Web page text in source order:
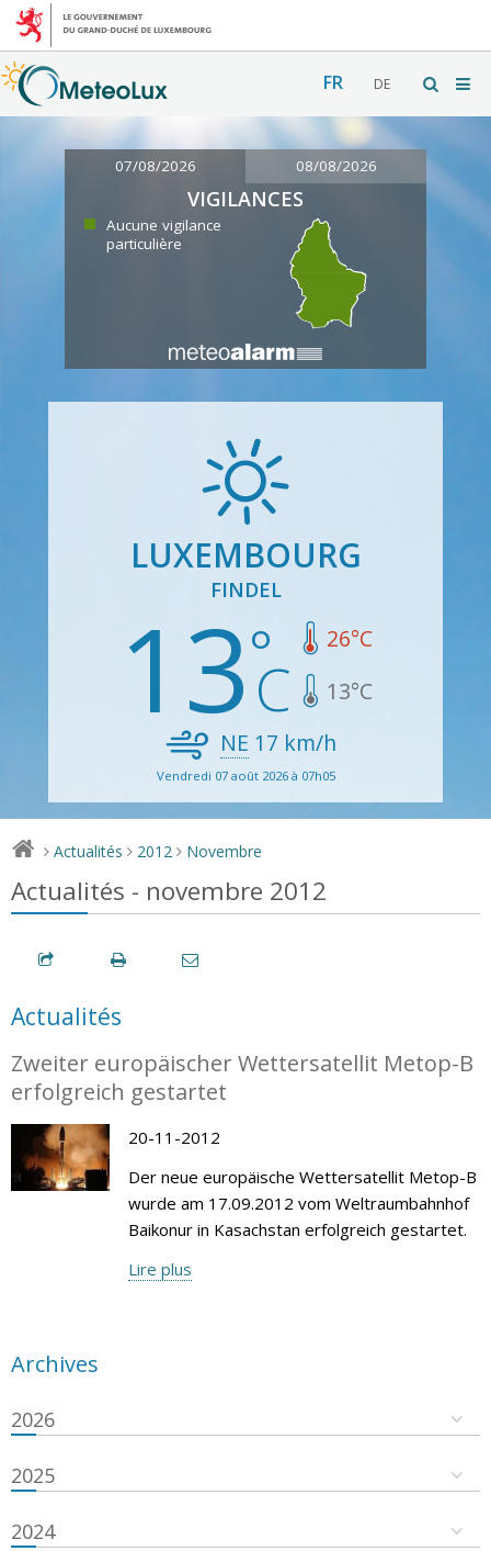
FR DE
07/08/2026 08/08/2026
VIGILANCES
Aucune vigilance
particulière
LUXEMBOURG
FINDEL
13 26°C
13°C
NE 17 km/h
Vendredi 07 août 2026 à 07h05
> Actualités > 2012 > Novembre
Actualités - novembre 2012
Actualités
Zweiter europäischer Wettersatellit Metop-B
erfolgreich gestartet
20-11-2012
Der neue europäische Wettersatellit Metop-B
wurde am 17.09.2012 vom Weltraumbahnhof
Baikonur in Kasachstan erfolgreich gestartet.
Lire plus
Archives
2026
2025
2024